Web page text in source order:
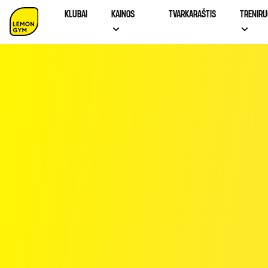
KLUBAI KAINOS TVARKARAŠTIS